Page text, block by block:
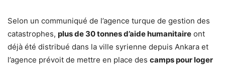
Selon un communiqué de l’agence turque de gestion des
catastrophes, plus de 30 tonnes d’aide humanitaire ont
déjà été distribué dans la ville syrienne depuis Ankara et
l’agence prévoit de mettre en place des camps pour loger